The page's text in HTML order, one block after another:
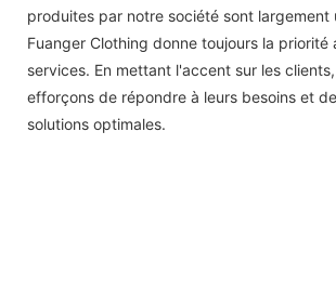
produites par notre société sont largement
Fuanger Clothing donne toujours la priorité
services. En mettant l'accent sur les
efforçons de répondre à leurs besoins et
solutions optimales.